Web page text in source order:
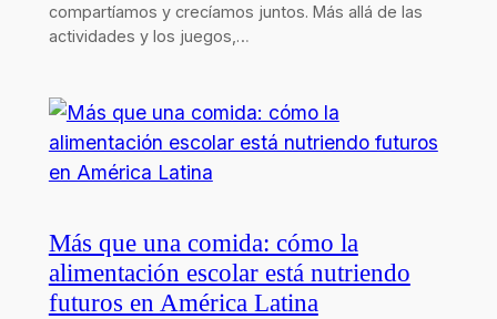
compartíamos y crecíamos juntos. Más allá de las
actividades y los juegos,…
Más que una comida: cómo la
alimentación escolar está nutriendo
futuros en América Latina